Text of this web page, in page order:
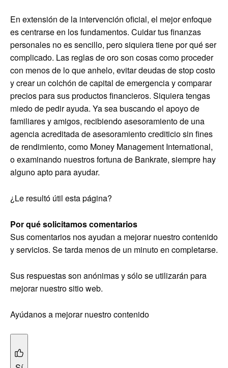
En extensión de la intervención oficial, el mejor enfoque
es centrarse en los fundamentos. Cuidar tus finanzas
personales no es sencillo, pero siquiera tiene por qué ser
complicado. Las reglas de oro son cosas como proceder
con menos de lo que anhelo, evitar deudas de stop costo
y crear un colchón de capital de emergencia y comparar
precios para sus productos financieros. Siquiera tengas
miedo de pedir ayuda. Ya sea buscando el apoyo de
familiares y amigos, recibiendo asesoramiento de una
agencia acreditada de asesoramiento crediticio sin fines
de rendimiento, como Money Management International,
o examinando nuestros fortuna de Bankrate, siempre hay
alguno apto para ayudar.
¿Le resultó útil esta página?
Por qué solicitamos comentarios
Sus comentarios nos ayudan a mejorar nuestro contenido
y servicios. Se tarda menos de un minuto en completarse.
Sus respuestas son anónimas y sólo se utilizarán para
mejorar nuestro sitio web.
Ayúdanos a mejorar nuestro contenido